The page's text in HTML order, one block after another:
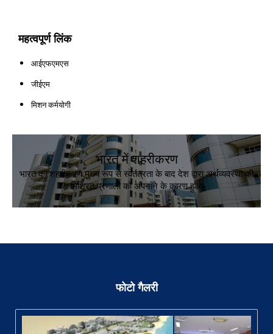
महत्वपूर्ण लिंक
आईएफएमएस
जीईएम
मिशन कर्मयोगी
भारत में शहरीकरण
भारत का शहरीकरण मुख्य रूप से स्वतंत्रता के बाद देश द्वारा अर्थव्यवस्था की
मिश्रित प्रणाली को अपनाने के कारण हुआ
फोटो गैलरी